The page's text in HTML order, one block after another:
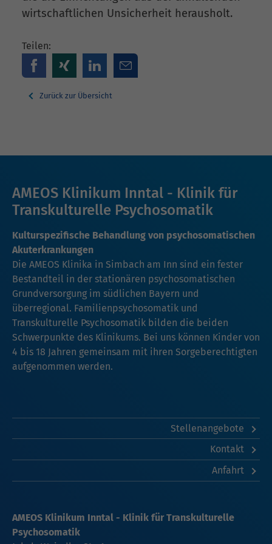
wirtschaftlichen Unsicherheit herausholt.
Teilen:
Zurück zur Übersicht
AMEOS Klinikum Inntal - Klinik für
Transkulturelle Psychosomatik
Kulturspezifische Behandlung von psychosomatischen
Akuterkrankungen
Die AMEOS Klinika in Simbach am Inn sind ein fester
Bestandteil in der stationären psychosomatischen
Grundversorgung im südlichen Bayern und
überregional. Familienpsychosomatik und
Transkulturelle Psychosomatik bilden die beiden
Schwerpunkte des Klinikums. Bei uns können Kinder von
4 bis 18 Jahren gemeinsam mit ihren Sorgeberechtigten
aufgenommen werden.
Stellenangebote
Kontakt
Anfahrt
AMEOS Klinikum Inntal - Klinik für Transkulturelle
Psychosomatik